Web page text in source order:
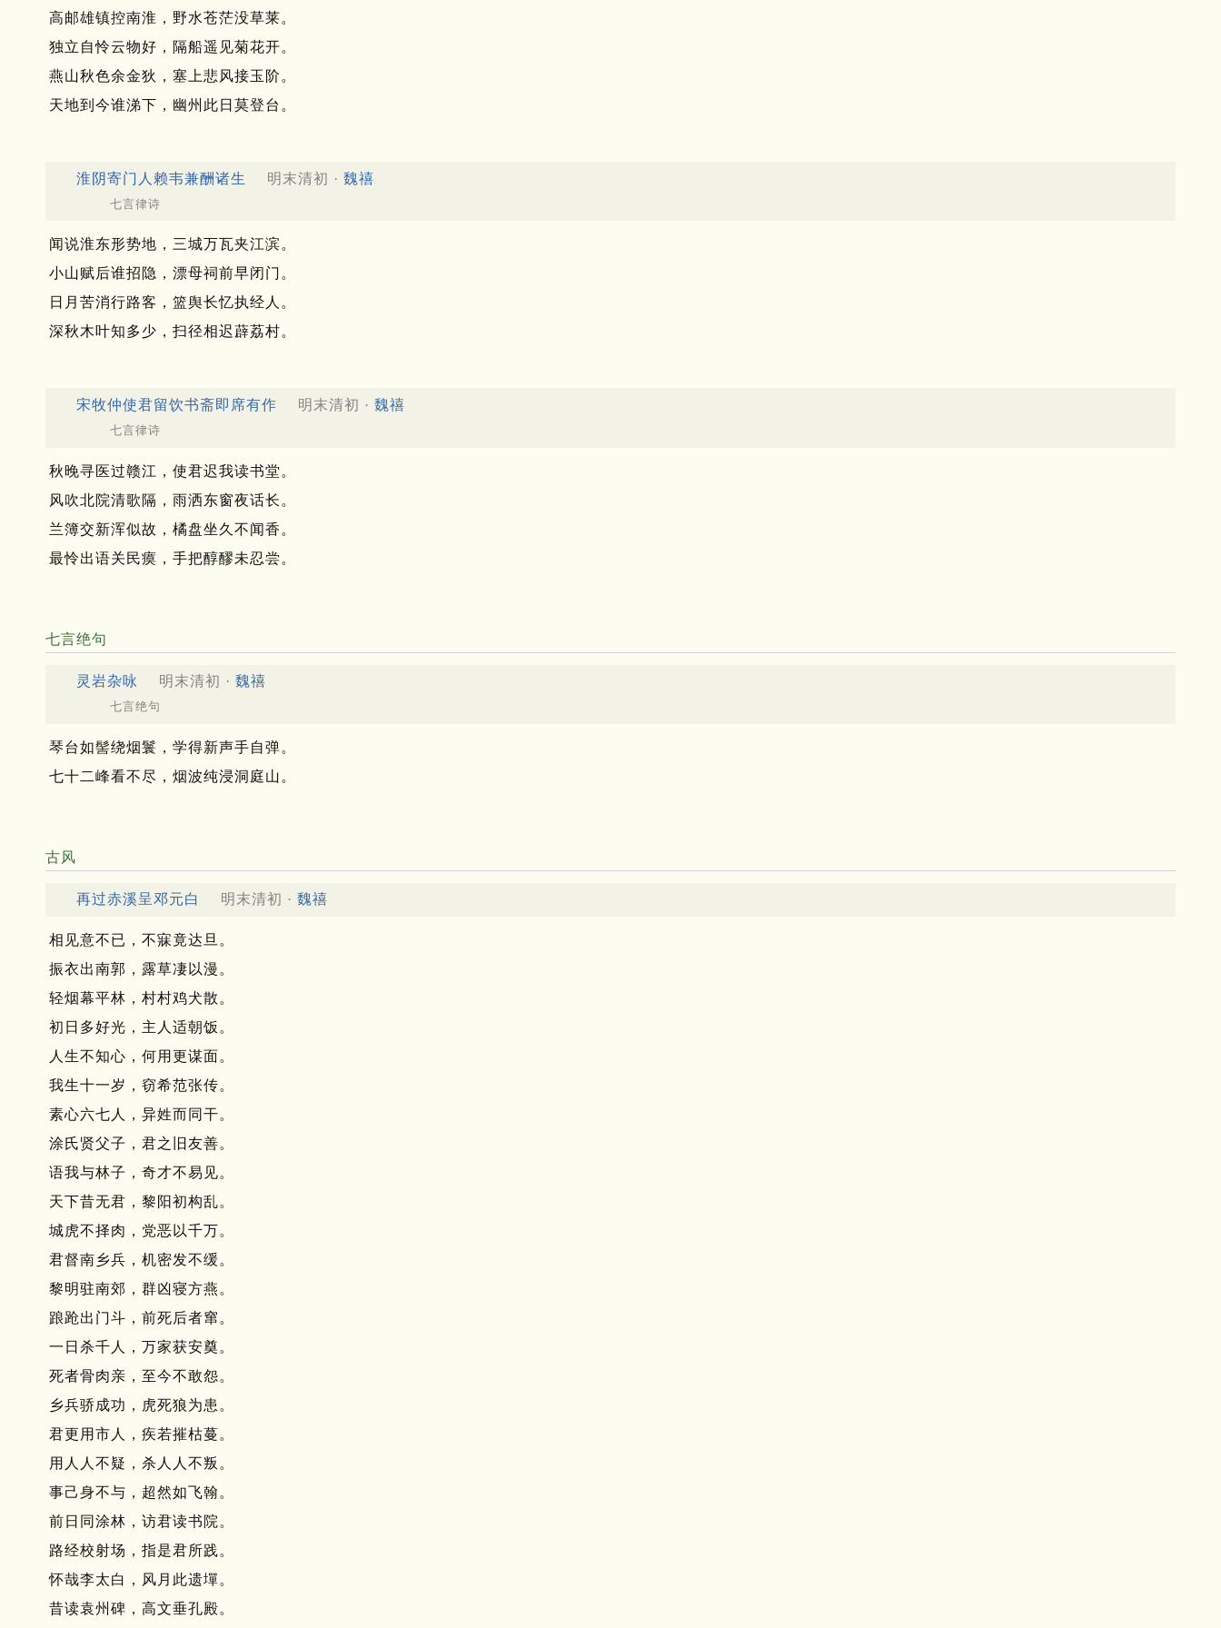
高邮雄镇控南淮，野水苍茫没草莱。
独立自怜云物好，隔船遥见菊花开。
燕山秋色余金狄，塞上悲风接玉阶。
天地到今谁涕下，幽州此日莫登台。
淮阴寄门人赖韦兼酬诸生 明末清初 · 魏禧
七言律诗
闻说淮东形势地，三城万瓦夹江滨。
小山赋后谁招隐，漂母祠前早闭门。
日月苦消行路客，篮舆长忆执经人。
深秋木叶知多少，扫径相迟薜荔村。
宋牧仲使君留饮书斋即席有作 明末清初 · 魏禧
七言律诗
秋晚寻医过赣江，使君迟我读书堂。
风吹北院清歌隔，雨洒东窗夜话长。
兰簿交新浑似故，橘盘坐久不闻香。
最怜出语关民瘼，手把醇醪未忍尝。
七言绝句
灵岩杂咏 明末清初 · 魏禧
七言绝句
琴台如髻绕烟鬟，学得新声手自弹。
七十二峰看不尽，烟波纯浸洞庭山。
古风
再过赤溪呈邓元白 明末清初 · 魏禧
相见意不已，不寐竟达旦。
振衣出南郭，露草凄以漫。
轻烟幕平林，村村鸡犬散。
初日多好光，主人适朝饭。
人生不知心，何用更谋面。
我生十一岁，窃希范张传。
素心六七人，异姓而同干。
涂氏贤父子，君之旧友善。
语我与林子，奇才不易见。
天下昔无君，黎阳初构乱。
城虎不择肉，党恶以千万。
君督南乡兵，机密发不缓。
黎明驻南郊，群凶寝方燕。
踉跄出门斗，前死后者窜。
一日杀千人，万家获安奠。
死者骨肉亲，至今不敢怨。
乡兵骄成功，虎死狼为患。
君更用市人，疾若摧枯蔓。
用人人不疑，杀人人不叛。
事己身不与，超然如飞翰。
前日同涂林，访君读书院。
路经校射场，指是君所践。
怀哉李太白，风月此遗墠。
昔读袁州碑，高文垂孔殿。